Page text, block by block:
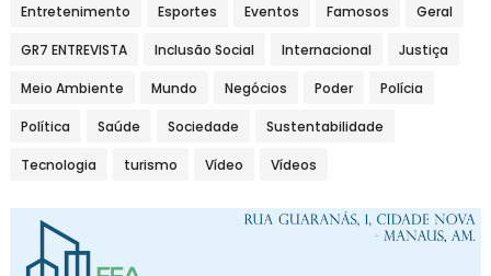
Entretenimento Esportes Eventos Famosos Geral
GR7 ENTREVISTA Inclusão Social Internacional Justiça
Meio Ambiente Mundo Negócios Poder Polícia
Política Saúde Sociedade Sustentabilidade
Tecnologia turismo Vídeo Vídeos